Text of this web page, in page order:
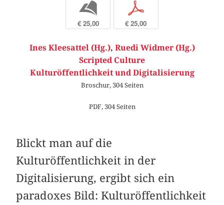
b
€ 25,00
p
€ 25,00
Ines Kleesattel (Hg.), Ruedi Widmer (Hg.)
Scripted Culture
Kulturöffentlichkeit und Digitalisierung
Broschur, 304 Seiten
PDF, 304 Seiten
Blickt man auf die
Kulturöffentlichkeit in der
Digitalisierung, ergibt sich ein
paradoxes Bild: Kulturöffentlichkeit